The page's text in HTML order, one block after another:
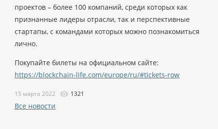
проектов – более 100 компаний, среди которых как
признанные лидеры отрасли, так и перспективные
стартапы, с командами которых можно познакомиться
лично.
Покупайте билеты на официальном сайте:
https://blockchain-life.com/europe/ru/#tickets-row
15 марта 2022 1321
Все новости